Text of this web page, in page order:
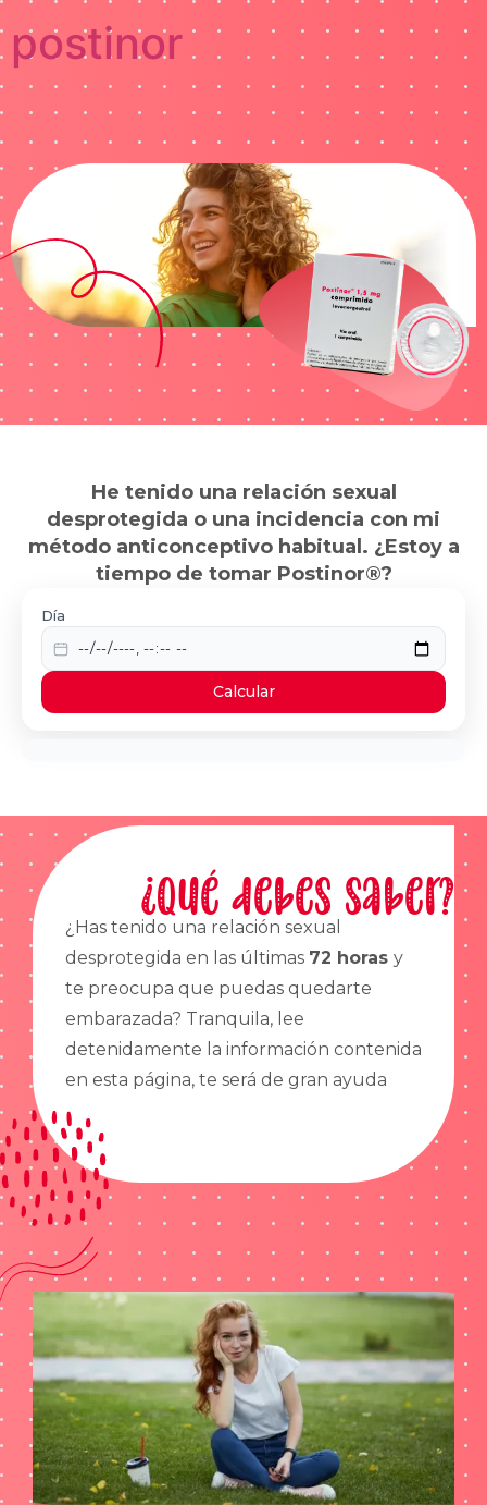
postinor
He tenido una relación sexual
desprotegida o una incidencia con mi
método anticonceptivo habitual. ¿Estoy a
tiempo de tomar Postinor®?
Día
Calcular
¿Qué debes saber?
¿Has tenido una relación sexual
desprotegida en las últimas 72 horas y
te preocupa que puedas quedarte
embarazada? Tranquila, lee
detenidamente la información contenida
en esta página, te será de gran ayuda